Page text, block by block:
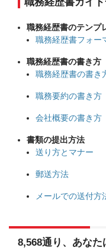
職務経歴書のテンプ
職務経歴書フォー
職務経歴書の書き方
職務経歴書の書き
職務要約の書き方
会社概要の書き方
書類の提出方法
送り方とマナー
郵送方法
メールでの送付方
8,568通り、あなた